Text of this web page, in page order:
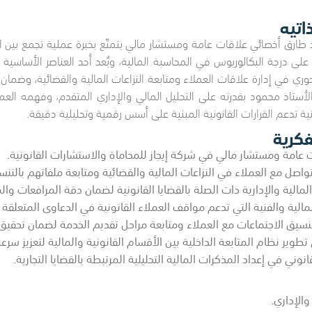
أخصائي علاقات عامة ومستشار مالي يتمتّع بخبرة عملية تجمع بين
درجة البكالوريوس في المحاسبة المالية، ويُعد أحد العناصر
في إدارة علاقات العملاء ومتابعة النزاعات المالية والقضائية،
محمود بقدرته على التحليل المالي والإداري المتقدم، وفهمه
تدعم القرارات القانونية المبنية على أسس رقمية وتحليلية دقيقة.
ومستشار مالي في شركة إيجاز للمحاماة والاستشارات القانونية.
مع العملاء في النزاعات المالية والقضائية ومتابعة ملفاتهم
والإدارية ذات الصلة بالقضايا القانونية لضمان دقة المرافعات
والفنية التي تدعم مواقف العملاء القانونية في الدعاوى
الاجتماعات مع العملاء ومتابعة مراحل تقديم الخدمة لضمان
نظام المتابعة الداخلية بين الأقسام القانونية والمالية لتعزيز
في إعداد المذكرات المالية التحليلية المرتبطة بالقضايا التجارية.